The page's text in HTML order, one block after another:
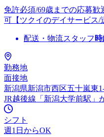
免許必須/69歳までの応募
可【ツクイのデイサービス/
配送・物流スタッフ
勤務地
面接地
新潟県新潟市西区五十嵐東
JR越後線「新潟大学前駅」
シフト
週1日からOK